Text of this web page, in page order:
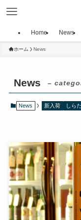
Home News
ホーム News
News –
News 新入荷 しら